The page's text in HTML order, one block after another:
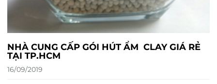
NHÀ CUNG CẤP GÓI HÚT ẨM CLAY GIÁ RẺ
TẠI TP.HCM
16/09/2019